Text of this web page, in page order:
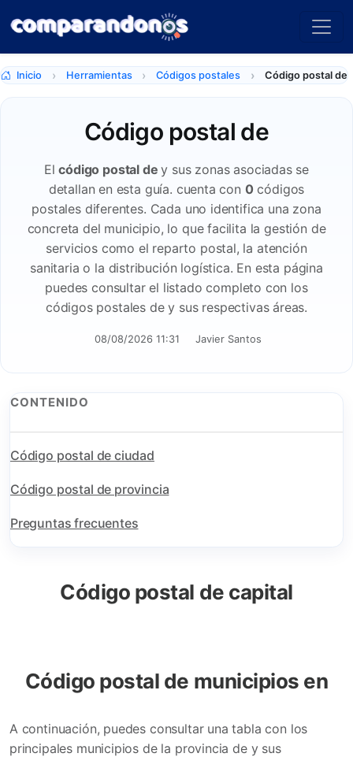
Inicio Herramientas Códigos postales Código postal de
Código postal de
Elcódigo postal dey sus zonas asociadas se
detallan en esta guía. cuenta con 0códigos
postales diferentes. Cada uno identifica una zona
concreta del municipio, lo que facilita la gestión de
servicios como el reparto postal, la atención
sanitaria o la distribución logística. En esta página
puedes consultar el listado completo con los
códigos postales de y sus respectivas áreas.
08/08/2026 11:31 Javier Santos
CONTENIDO
Código postal de ciudad
Código postal de provincia
Preguntas frecuentes
Código postal de capital
Código postal de municipios en
A continuación, puedes consultar una tabla con los
principales municipios de la provincia de y sus